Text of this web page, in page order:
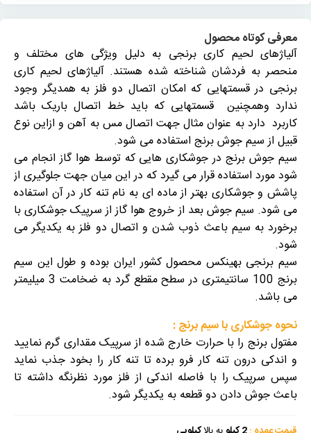
معرفی کوتاه محصول
آلیاژهای لحیم کاری برنجی به دلیل ویژگی های مختلف و
منحصر به فردشان شناخته شده هستند. آلیاژهای لحیم کاری
برنجی در قسمتهایی که امکان اتصال دو فلز به همدیگر وجود
ندارد وهمچنین قسمتهایی که باید خط اتصال باریک باشد
کاربرد دارد به عنوان مثال جهت اتصال مس به آهن و ازاین نوع
قبیل از سیم جوش برنج استفاده می شود.
سیم جوش برنج در جوشکاری هایی که توسط هوا گاز انجام می
شود مورد استفاده قرار می گیرد که در این میان جهت جلوگیری از
پاشش و جوشکاری بهتر از ماده ای به نام تنه کار در آن استفاده
می شود. سیم جوش بعد از خروج هوا گاز از سرپیک جوشکاری با
برخورد به سیم باعث ذوب شدن و اتصال دو فلز به یکدیگر می
شود.
سیم برنجی بهینکس محصول کشور ایران بوده و طول این سیم
برنج 100 سانتیمتری در سطح مقطع گرد به ضخامت 3 میلیمتر
می باشد.
نحوه جوشکاری با سیم برنج :
مفتول برنج را با حرارت خارج شده از سرپیک مقداری گرم نمایید
و اندکی درون تنه کار فرو برده تا تنه کار را بخود جذب نماید
سپس سرپیک را با فاصله اندکی از فلز مورد نظرنگه داشته تا
باعث جوش دادن دو قطعه به یکدیگر شود.